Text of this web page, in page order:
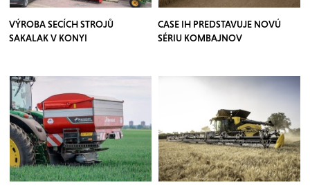
VÝROBA SECÍCH STROJŮ
SAKALAK V KONYI
CASE IH PREDSTAVUJE NOVÚ
SÉRIU KOMBAJNOV